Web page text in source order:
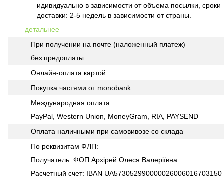
идивидуально в зависимости от объема посылки, сроки
доставки: 2-5 недель в зависимости от страны.
детальнее
При получении на почте (наложенный платеж)
без предоплаты
Онлайн-оплата картой
Покупка частями от monobank
Международная оплата:
PayPal, Western Union, MoneyGram, RIA, PAYSEND
Оплата наличными при самовивозе со склада
По реквизитам ФЛП:
Получатель: ФОП Архірей Олеся Валеріївна
Расчетный счет: IBAN UA573052990000026006016703150